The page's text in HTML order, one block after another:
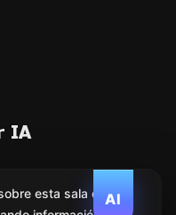
IA
AI
esta sala de